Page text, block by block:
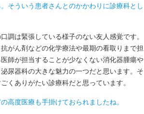
ういう患者さんとのかかわりに診療科とし
は緊張している様子のない友人感覚です。
がん剤などの化学療法や最期の看取りまで担
師が担当することが少なくない消化器腫瘍や
尿器科の大きな魅力の一つだと思います。そ
くありがたい診療科だと思っています。
度医療も手掛けておられましたね。